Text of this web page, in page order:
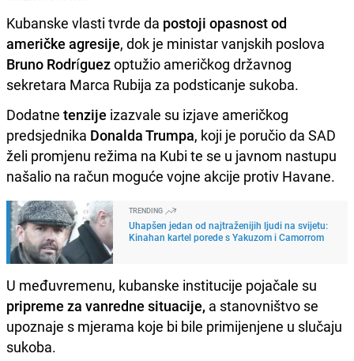
Kubanske vlasti tvrde da postoji opasnost od
američke agresije, dok je ministar vanjskih poslova
Bruno Rodríguezoptužio američkog državnog
sekretara Marca Rubija za podsticanje sukoba.
Dodatne tenzije izazvale su izjave američkog
predsjednika Donalda Trumpa, koji je poručio da SAD
želi promjenu režima na Kubi te se u javnom nastupu
našalio na račun moguće vojne akcije protiv Havane.
TRENDING
Uhapšen jedan od najtraženijih ljudi na svijetu:
Kinahan kartel porede s Yakuzom i Camorrom
U međuvremenu, kubanske institucije pojačale su
pripreme za vanredne situacije, a stanovništvo se
upoznaje s mjerama koje bi bile primijenjene u slučaju
sukoba.